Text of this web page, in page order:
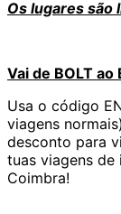
Os lugares são
Vai de BOLT
Usa o código
viagens
desconto para
tuas viagens de
Coimbra!